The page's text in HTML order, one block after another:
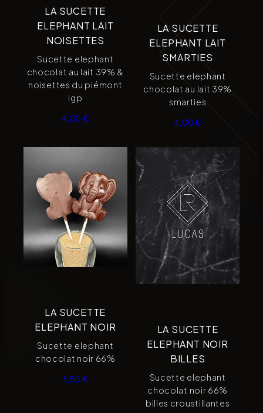
LA SUCETTE
ELEPHANT LAIT
NOISETTES
Sucette elephant
chocolat au lait 39% &
noisettes du piémont
igp
4,00 €
LA SUCETTE
ELEPHANT LAIT
SMARTIES
Sucette elephant
chocolat au lait 39%
smarties
4,00€
LA SUCETTE
ELEPHANT NOIR
Sucette elephant
chocolat noir 66%
3,50 €
LA SUCETTE
ELEPHANT NOIR
BILLES
Sucette elephant
chocolat noir 66%
billes croustillantes